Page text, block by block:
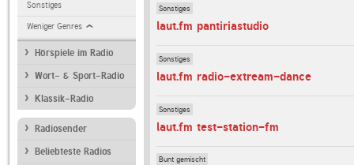
Sonstiges
Weniger Genres
Hörspiele im Radio
Wort- & Sport-Radio
Klassik-Radio
Radiosender
Beliebteste Radios
Sonstiges
laut.fm pantiriastudio
Sonstiges
laut.fm radio-extream-dance
Sonstiges
laut.fm test-station-fm
Bunt gemischt